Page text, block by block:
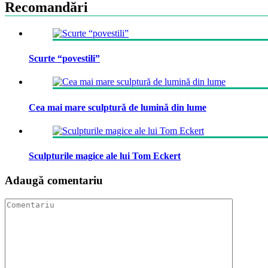
Recomandări
Scurte “povestili”
Cea mai mare sculptură de lumină din lume
Sculpturile magice ale lui Tom Eckert
Adaugă comentariu